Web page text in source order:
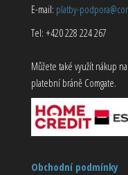
E-mail: platby-
Tel: +420 228 224 267
Můžete také využít nákup
platební bráně Comgate.
Obchodní podmínky